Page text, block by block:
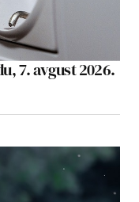
7. avgust 2026.